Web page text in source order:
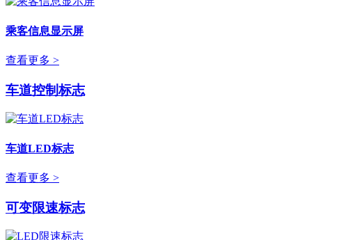
乘客信息显示屏
查看更多 >
车道控制标志
车道LED标志
查看更多 >
可变限速标志